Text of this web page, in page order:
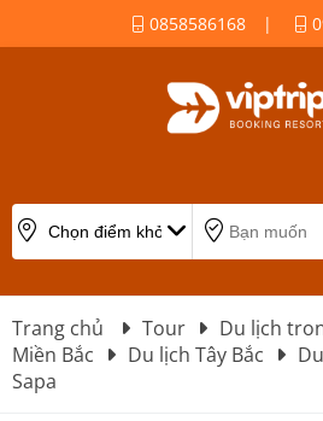
0858586168 |
Trang chủ Tour Du lịch
Miền Bắc
Du lịch Tây Bắc
Sapa